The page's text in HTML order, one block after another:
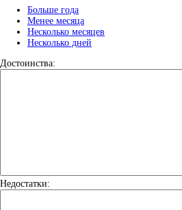
Больше года
Менее месяца
Несколько месяцев
Несколько дней
Достоинства:
Недостатки: